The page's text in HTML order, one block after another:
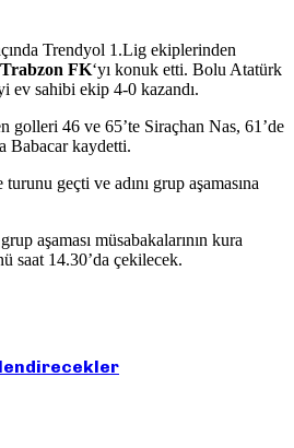
Trendyol 1.Lig ekiplerinden
Trabzon FK‘yı konuk etti. Bolu Atatürk
ev sahibi ekip 4-0 kazandı.
golleri 46 ve 65’te Siraçhan Nas, 61’de
Babacar kaydetti.
geçti ve adını grup aşamasına
aşaması müsabakalarının kura
saat 14.30’da çekilecek.